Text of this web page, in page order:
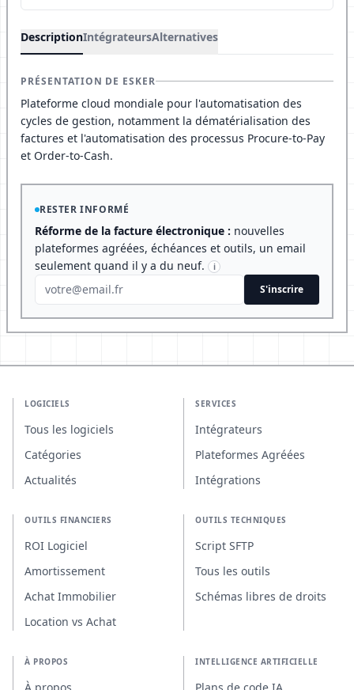
DescriptionIntégrateursAlternatives
PRÉSENTATION DE ESKER
Plateforme cloud mondiale pour l'automatisation des
cycles de gestion, notamment la dématérialisation des
factures et l'automatisation des processus Procure-to-Pay
et Order-to-Cash.
RESTER INFORMÉ
Réforme de la facture électronique : nouvelles
plateformes agréées, échéances et outils, un email
seulement quand il y a du neuf.
i
S'inscrire
LOGICIELS
Tous les logiciels
Catégories
Actualités
SERVICES
Intégrateurs
Plateformes Agréées
Intégrations
OUTILS FINANCIERS
ROI Logiciel
Amortissement
Achat Immobilier
Location vs Achat
OUTILS TECHNIQUES
Script SFTP
Tous les outils
Schémas libres de droits
À PROPOS INTELLIGENCE ARTIFICIELLE